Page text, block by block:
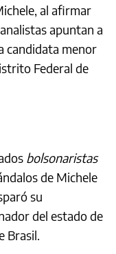
al afirmar
apuntan a
candidata menor
Federal de
bolsonaristas
de Michele
su
del estado de
Brasil.